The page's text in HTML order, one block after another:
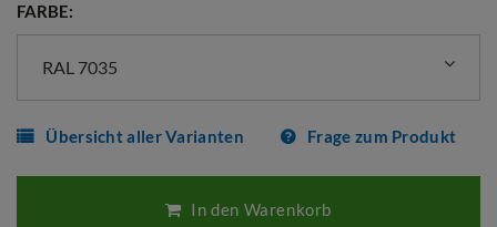
FARBE:
RAL 7035
Übersicht aller Varianten Frage zum Produkt
In den Warenkorb